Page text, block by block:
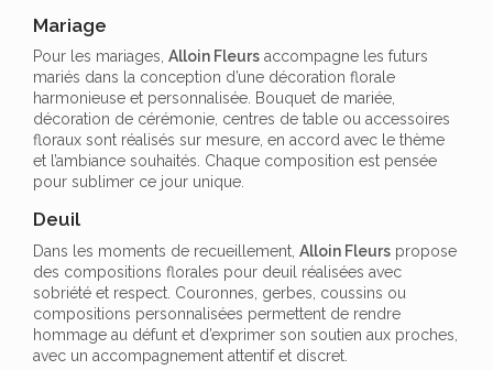
Mariage
Pour les mariages, Alloin Fleurs accompagne les futurs
mariés dans la conception d’une décoration florale
harmonieuse et personnalisée. Bouquet de mariée,
décoration de cérémonie, centres de table ou accessoires
floraux sont réalisés sur mesure, en accord avec le thème
et l’ambiance souhaités. Chaque composition est pensée
pour sublimer ce jour unique.
Deuil
Dans les moments de recueillement, Alloin Fleurs propose
des compositions florales pour deuil réalisées avec
sobriété et respect. Couronnes, gerbes, coussins ou
compositions personnalisées permettent de rendre
hommage au défunt et d’exprimer son soutien aux proches,
avec un accompagnement attentif et discret.